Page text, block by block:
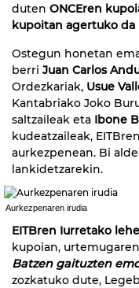
duten ONCEren
kupoitan agertuko da
Ostegun honetan
berri Juan Carlos
Ordezkariak, Usue
Kantabriako Joko
saltzaileak eta Ibone
kudeatzaileak,
aurkezpenean. Bi
lankidetzarekin.
Aurkezpenaren irudia
EITBren Iurretako
kupoian,
Batzen gaituzten
zozkatuko dute,